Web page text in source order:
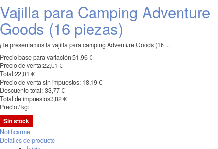
Vajilla para Camping Adventure
Goods (16 piezas)
¡Te presentamos la vajilla para camping Adventure Goods (16 ...
Precio base para variación:51,96 €
Precio de venta:22,01 €
Total:22,01 €
Precio de venta sin impuestos: 18,19 €
Descuento total:-33,77 €
Total de impuestos3,82 €
Precio / kg:
Sin stock
Notificarme
Detalles de producto